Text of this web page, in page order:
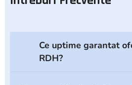
Ce uptime garantat
RDH?